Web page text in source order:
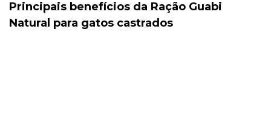
Principais benefícios da Ração Guabi
Natural para gatos castrados